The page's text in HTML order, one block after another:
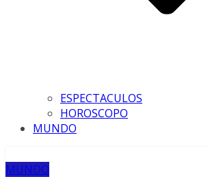
ESPECTACULOS
HOROSCOPO
MUNDO
MUNDO